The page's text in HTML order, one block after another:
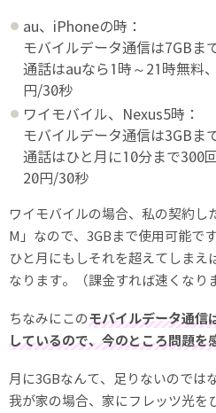
au、iPhoneの時：
モバイルデータ通信は7GBま
通話はauなら1時～21時無料
円/30秒
ワイモバイル、Nexus5時：
モバイルデータ通信は3GBま
通話はひと月に10分まで300
20円/30秒
ワイモバイルの場合、私の契約し
M」なので、3GBまで使用可能です
ひと月にもしそれを超えてしま
なります。（課金すれば速くなり
ちなみにこのモバイルデータ通
しているので、今のところ問題を
月に3GBなんて、足りないのでは
我が家の場合、家にフレッツ光を